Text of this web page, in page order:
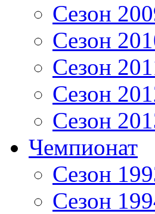
Сезон
Сезон
Сезон
Сезон
Сезон
Чемпионат
Сезон
Сезон